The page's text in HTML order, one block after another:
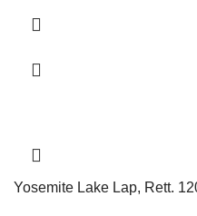
Yosemite Lake Lap, Rett.